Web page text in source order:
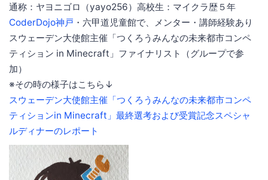
通称：ヤヨニゴロ（yayo256）高校生：マイクラ歴５年
CoderDojo神戸 ・六甲道児童館で、メンター・講師経験あり
スウェーデン大使館主催「つくろうみんなの未来都市コンペ
ティション in Minecraft」ファイナリスト（グループで参
加）
※その時の様子はこちら↓
スウェーデン大使館主催「つくろうみんなの未来都市コンペ
ティションin Minecraft」最終選考および受賞記念スペシャ
ルディナーのレポート